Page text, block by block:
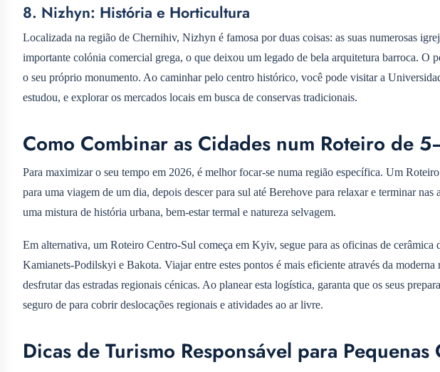
8. Nizhyn: História e Horticultura
Localizada na região de Chernihiv, Nizhyn é famosa por duas coisas: as suas numerosas
importante colónia comercial grega, o que deixou um legado de bela arquitetura barroca. O
o seu próprio monumento. Ao caminhar pelo centro histórico, você pode visitar a
estudou, e explorar os mercados locais em busca de conservas tradicionais.
Como Combinar as Cidades num Roteiro de
Para maximizar o seu tempo em 2026, é melhor focar-se numa região específica. Um
para uma viagem de um dia, depois descer para sul até Berehove para relaxar e terminar
uma mistura de história urbana, bem-estar termal e natureza selvagem.
Em alternativa, um Roteiro Centro-Sul começa em Kyiv, segue para as oficinas de cerâmica
Kamianets-Podilskyi e Bakota. Viajar entre estes pontos é mais eficiente através da
desfrutar das estradas regionais cénicas. Ao planear esta logística, garanta que os seus
seguro de para cobrir deslocações regionais e atividades ao ar livre.
Dicas de Turismo Responsável para Pequenas